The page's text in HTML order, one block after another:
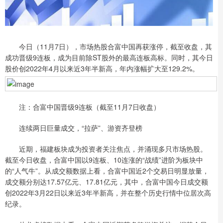
今日（11月7日），市场热股合富中国再获涨停，截至收盘，其
成功晋级9连板，成为目前除ST股外的最高连板高标。同时，其今日
股价创2022年4月以来近3年半新高，年内涨幅扩大至129.2%。
注：合富中国晋级9连板（截至11月7日收盘）
连续两日巨量成交，“拉萨”、游资齐登榜
近期，福建板块成为投资者关注焦点，并涌现多只市场热股。
截至今日收盘，合富中国以9连板、10连涨的“战绩”进阶为板块中
的“人气牛”。从成交额数据上看，合富中国近2个交易日明显放量，
成交额分别达17.57亿元、17.81亿元，其中，合富中国今日成交额
创2022年3月22日以来近3年半新高，并在整个历史行情中位居次高
纪录。